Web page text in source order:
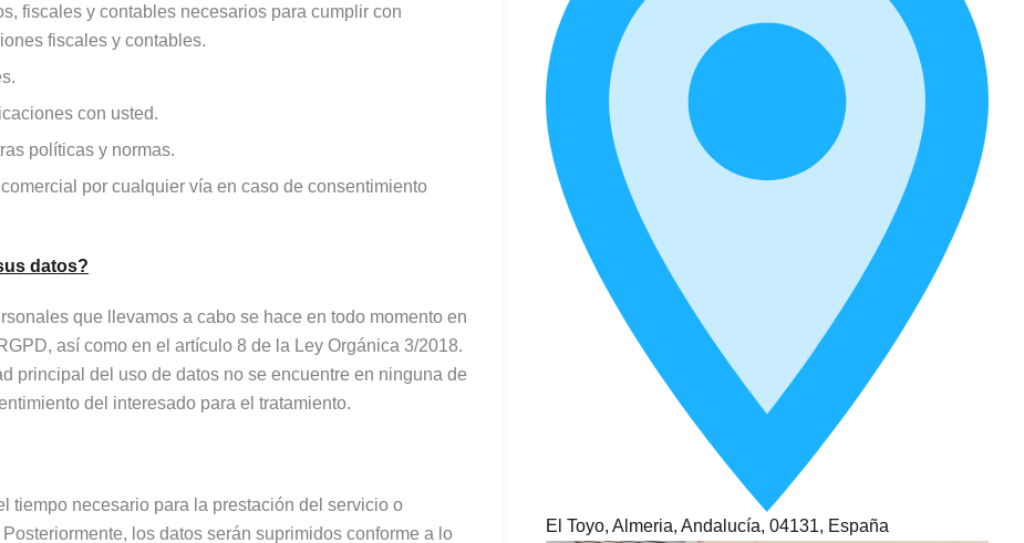
fiscales y contables necesarios para cumplir con
fiscales y contables.
con usted.
políticas y normas.
por cualquier vía en caso de consentimiento
datos?
que llevamos a cabo se hace en todo momento en
así como en el artículo 8 de la Ley Orgánica 3/2018.
principal del uso de datos no se encuentre en ninguna de
del interesado para el tratamiento.
tiempo necesario para la prestación del servicio o
los datos serán suprimidos conforme a lo
El Toyo, Almeria, Andalucía, 04131, España